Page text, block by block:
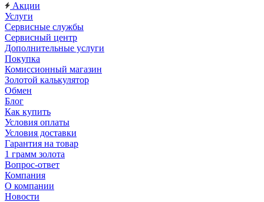
Акции
Услуги
Сервисные службы
Сервисный центр
Дополнительные услуги
Покупка
Комиссионный магазин
Золотой калькулятор
Обмен
Блог
Как купить
Условия оплаты
Условия доставки
Гарантия на товар
1 грамм золота
Вопрос-ответ
Компания
О компании
Новости